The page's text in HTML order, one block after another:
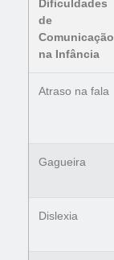
Dificuldades
de
Comunicação
na Infância
Atraso na fala
Gagueira
Dislexia